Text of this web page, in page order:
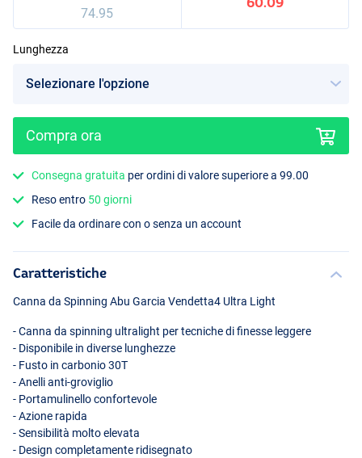
74.95
Lunghezza
Compra ora
Consegna gratuita per ordini di valore superiore a 99.00
Reso entro 50 giorni
Facile da ordinare con o senza un account
Caratteristiche
Canna da Spinning Abu Garcia Vendetta4 Ultra Light
- Canna da spinning ultralight per tecniche di finesse leggere
- Disponibile in diverse lunghezze
- Fusto in carbonio 30T
- Anelli anti-groviglio
- Portamulinello confortevole
- Azione rapida
- Sensibilità molto elevata
- Design completamente ridisegnato